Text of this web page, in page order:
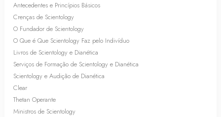
Antecedentes e Princípios Básicos
Crenças de Scientology
O Fundador de Scientology
O Que é Que Scientology Faz pelo Indivíduo
Livros de Scientology e Dianética
Serviços de Formação de Scientology e Dianética
Scientology e Audição de Dianética
Clear
Thetan Operante
Ministros de Scientology